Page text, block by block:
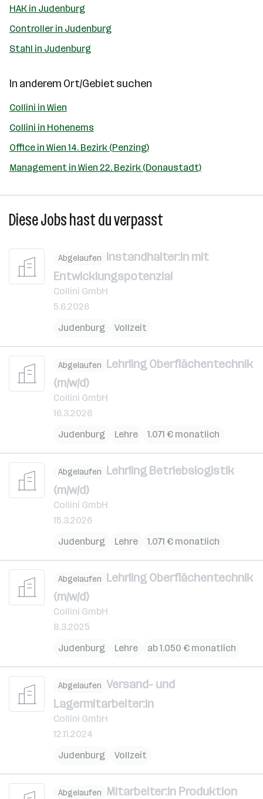
HAK in Judenburg
Controller in Judenburg
Stahl in Judenburg
In anderem Ort/Gebiet suchen
Collini in Wien
Collini in Hohenems
Office in Wien 14. Bezirk (Penzing)
Management in Wien 22. Bezirk (Donaustadt)
Diese Jobs hast du verpasst
Abgelaufen Instandhalter:in mit
Entwicklungspotenzial
Collini GmbH
5.6.2026
Judenburg
Vollzeit
Abgelaufen Lehrling Oberflächentechnik
(m/w/d)
Collini GmbH
16.3.2026
Judenburg
Lehre 1.071 € monatlich
Abgelaufen Lehrling Betriebslogistik
(m/w/d)
Collini GmbH
15.3.2026
Judenburg
Lehre 1.071 € monatlich
Abgelaufen Lehrling Oberflächentechnik
(m/w/d)
Collini GmbH
8.3.2025
Judenburg
Lehre ab 1.050 € monatlich
Abgelaufen Versand- und
Lagermitarbeiter:in
Collini GmbH
12.11.2024
Judenburg
Vollzeit
Abgelaufen Mitarbeiter:in Produktion